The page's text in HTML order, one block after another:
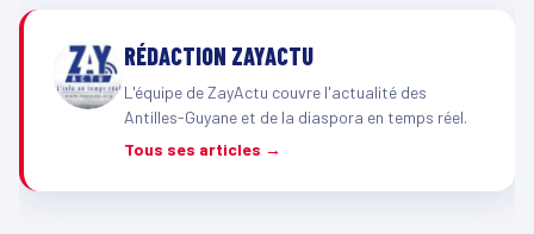
RÉDACTION ZAYACTU
L'équipe de ZayActu couvre l'actualité des
Antilles-Guyane et de la diaspora en temps réel.
Tous ses articles →